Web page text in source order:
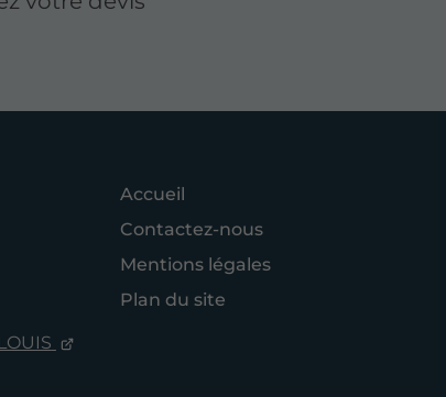
Accueil
Contactez-nous
Mentions légales
Plan du site